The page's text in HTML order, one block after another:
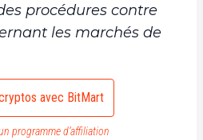
procédures contre
les marchés de
avec BitMart
programme d’affiliation